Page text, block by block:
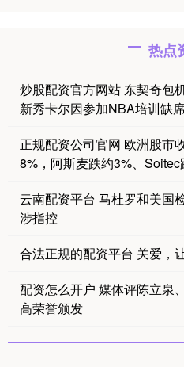
热点
炒股配资官方网站 东契奇包
新秀卡尔因参加NBA培训缺
正规配资公司官网 欧洲股市
8%，阿斯麦跌约3%、
云南配资平台 马杜罗和美国
涉指控
合法正规的配资平台 关爱，
配资怎么开户 媒体评陈立泉
高荣誉颁发